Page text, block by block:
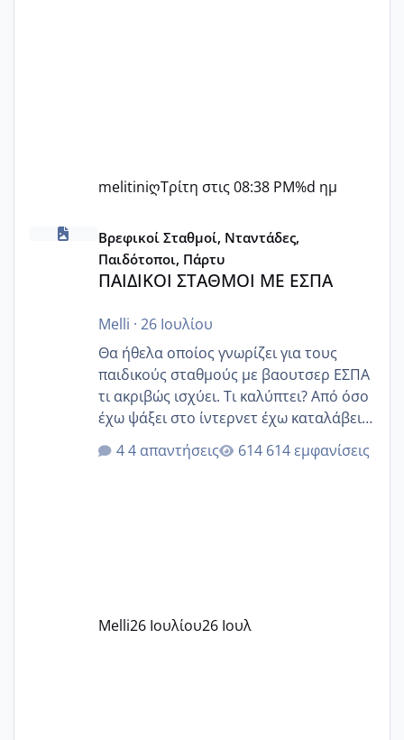
melitiniღΤρίτη στις 08:38 PM%d ημ
ΠΑΙΔΙΚΟΙ ΣΤΑΘΜΟΙ ΜΕ ΕΣΠΑ
Βρεφικοί Σταθμοί, Νταντάδες,
Παιδότοποι, Πάρτυ
ΠΑΙΔΙΚΟΙ ΣΤΑΘΜΟΙ ΜΕ ΕΣΠΑ
Melli · 26 Ιουλίου
Θα ήθελα οποίος γνωρίζει για τους
παιδικούς σταθμούς με βαουτσερ ΕΣΠΑ
τι ακριβώς ισχύει. Τι καλύπτει? Από όσο
έχω ψάξει στο ίντερνετ έχω καταλάβει
ότι το βαουτσερ καλύπτει όλα τα
δίδακτρα και τα τροφεια του ιδιωτικού
Εγώ πήγα σε έναν ιδιωτικό παιδικό στ
4 απαντήσεις 614 εμφανίσεις
Melli26 Ιουλίου26 Ιουλ